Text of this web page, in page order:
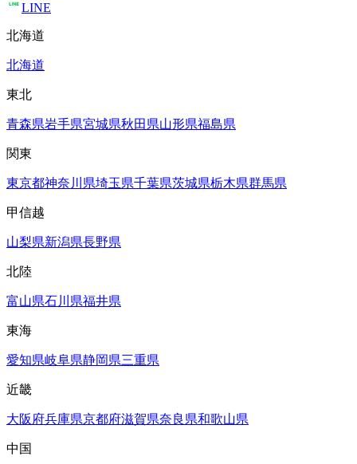
LINE
北海道
北海道
東北
青森県岩手県宮城県秋田県山形県福島県
関東
東京都神奈川県埼玉県千葉県茨城県栃木県群馬県
甲信越
山梨県新潟県長野県
北陸
富山県石川県福井県
東海
愛知県岐阜県静岡県三重県
近畿
大阪府兵庫県京都府滋賀県奈良県和歌山県
中国